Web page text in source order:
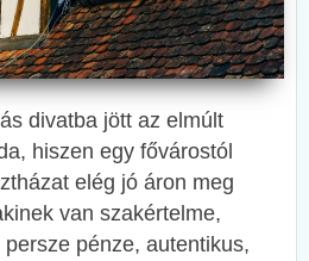
divatba jött az elmúlt
hiszen egy fővárostól
elég jó áron meg
van szakértelme,
pénze, autentikus,